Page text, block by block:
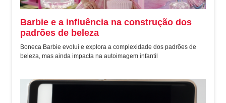
Barbie e a influência na construção dos
padrões de beleza
Boneca Barbie evolui e explora a complexidade dos padrões de
beleza, mas ainda impacta na autoimagem infantil